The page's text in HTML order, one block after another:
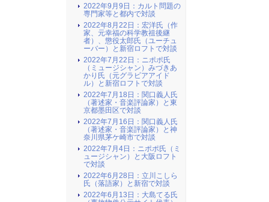
2022年9月9日：カルト問題の
専門家等と都内で対談
2022年8月22日：宏洋氏（作
家、元幸福の科学教祖後継
者）、懲役太郎氏（ユーチュ
ーバー）と新宿ロフトで対談
2022年7月22日：ニポポ氏
（ミュージシャン）みづきあ
かり氏（元グラビアアイド
ル）と新宿ロフトで対談
2022年7月18日：関口義人氏
（著述家・音楽評論家）と東
京都墨田区で対談
2022年7月16日：関口義人氏
（著述家・音楽評論家）と神
奈川県茅ケ崎市で対談
2022年7月4日：ニポポ氏（ミ
ュージシャン）と大阪ロフト
で対談
2022年6月28日：立川こしら
氏（落語家）と新宿で対談
2022年6月13日：大島てる氏